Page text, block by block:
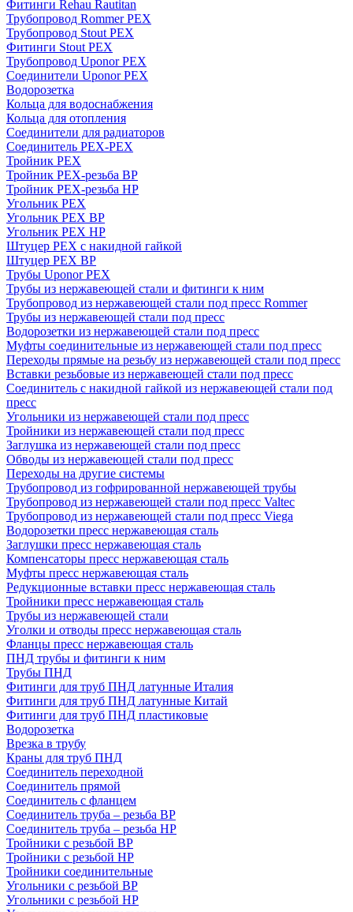
Фитинги Rehau Rautitan
Трубопровод Rommer PEX
Трубопровод Stout PEX
Фитинги Stout PEX
Трубопровод Uponor PEX
Соединители Uponor PEX
Водорозетка
Кольца для водоснабжения
Кольца для отопления
Соединители для радиаторов
Соединитель PEX-PEX
Тройник PEX
Тройник PEX-резьба ВР
Тройник PEX-резьба НР
Угольник PEX
Угольник PEX ВР
Угольник PEX НР
Штуцер PEX c накидной гайкой
Штуцер PEX ВР
Трубы Uponor PEX
Трубы из нержавеющей стали и фитинги к ним
Трубопровод из нержавеющей стали под пресс Rommer
Трубы из нержавеющей стали под пресс
Водорозетки из нержавеющей стали под пресс
Муфты соединительные из нержавеющей стали под пресс
Переходы прямые на резьбу из нержавеющей стали под пресс
Вставки резьбовые из нержавеющей стали под пресс
Соединитель с накидной гайкой из нержавеющей стали под
пресс
Угольники из нержавеющей стали под пресс
Тройники из нержавеющей стали под пресс
Заглушка из нержавеющей стали под пресс
Обводы из нержавеющей стали под пресс
Переходы на другие системы
Трубопровод из гофрированной нержавеющей трубы
Трубопровод из нержавеющей стали под пресс Valtec
Трубопровод из нержавеющей стали под пресс Viega
Водорозетки пресс нержавеющая сталь
Заглушки пресс нержавеющая сталь
Компенсаторы пресс нержавеющая сталь
Муфты пресс нержавеющая сталь
Редукционные вставки пресс нержавеющая сталь
Тройники пресс нержавеющая сталь
Трубы из нержавеющей стали
Уголки и отводы пресс нержавеющая сталь
Фланцы пресс нержавеющая сталь
ПНД трубы и фитинги к ним
Трубы ПНД
Фитинги для труб ПНД латунные Италия
Фитинги для труб ПНД латунные Китай
Фитинги для труб ПНД пластиковые
Водорозетка
Врезка в трубу
Краны для труб ПНД
Соединитель переходной
Соединитель прямой
Соединитель с фланцем
Соединитель труба – резьба ВР
Соединитель труба – резьба НР
Тройники с резьбой ВР
Тройники с резьбой НР
Тройники соединительные
Угольники с резьбой ВР
Угольники с резьбой НР